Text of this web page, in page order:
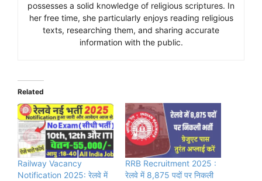
possesses a solid knowledge of religious scriptures. In
her free time, she particularly enjoys reading religious
texts, researching them, and sharing accurate
information with the public.
Related
Railway Vacancy
Notification 2025: रेलवे में
RRB Recruitment 2025 :
रेलवे में 8,875 पदों पर निकली